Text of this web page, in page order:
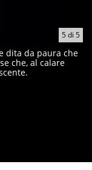
5di 5
dita da paura che
che, al calare